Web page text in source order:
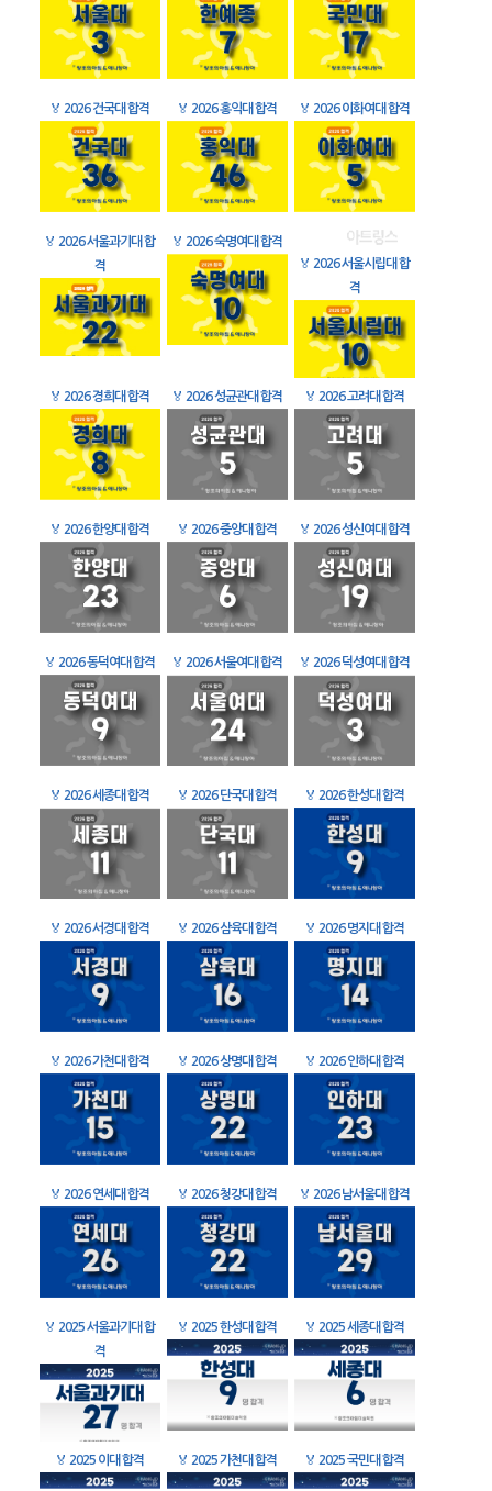
🏅 2026 건국대 합격 🏅 2026 홍익대 합격 🏅 2026 이화여대 합격
🏅 2026 서울과기대 합
격
🏅 2026 숙명여대 합격
🏅 2026 서울시립대 합
격
🏅 2026 경희대 합격 🏅 2026 성균관대 합격 🏅 2026 고려대 합격
🏅 2026 한양대 합격 🏅 2026 중앙대 합격 🏅 2026 성신여대 합격
🏅 2026 동덕여대 합격 🏅 2026 서울여대 합격 🏅 2026 덕성여대 합격
🏅 2026 세종대 합격 🏅 2026 단국대 합격 🏅 2026 한성대 합격
🏅 2026 서경대 합격 🏅 2026 삼육대 합격 🏅 2026 명지대 합격
🏅 2026 가천대 합격 🏅 2026 상명대 합격 🏅 2026 인하대 합격
🏅 2026 연세대 합격 🏅 2026 청강대 합격 🏅 2026 남서울대 합격
🏅 2025 서울과기대 합
격
🏅 2025 한성대 합격 🏅 2025 세종대 합격
🏅 2025 이대 합격 🏅 2025 가천대 합격 🏅 2025 국민대 합격